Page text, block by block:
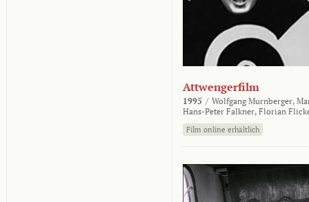
Attwengerfilm
1995 / Wolfgang Murnberger,
Hans-Peter Falkner, Florian
Film online erhältlich